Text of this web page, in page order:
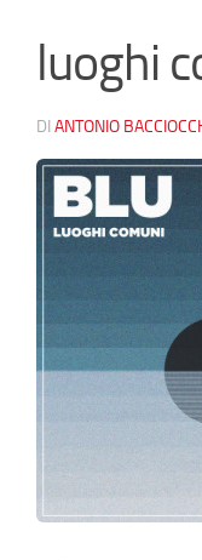
luoghi
DI ANTONIO